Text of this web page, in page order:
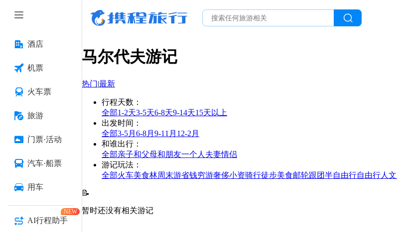
酒店
机票
火车票
旅游
门票·活动
汽车·船票
用车
AI行程助手
NEW
马尔代夫游记
热门|最新
行程天数 ：
全部1-2天3-5天6-8天9-14天15天以上
出发时间 ：
全部3-5月 6-8月 9-11月 12-2月
和谁出行 ：
全部亲子和父母和朋友一个人 夫妻情侣
游记玩法 ：
全部火车美食林周末游省钱穷游奢侈小资骑行徒步美食邮轮跟团半自由行自由行人文
📝
暂时还没有相关游记